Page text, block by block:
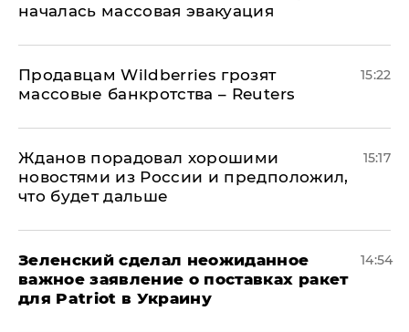
началась массовая эвакуация
Продавцам Wildberries грозят
массовые банкротства – Reuters
15:22
Жданов порадовал хорошими
новостями из России и предположил,
что будет дальше
15:17
Зеленский сделал неожиданное
важное заявление о поставках ракет
для Patriot в Украину
14:54